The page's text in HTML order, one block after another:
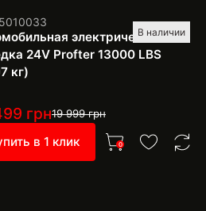
В наличии
электрическая
24V Profter 13000 LBS
кг)
грн19 999грн
в 1 клик 0